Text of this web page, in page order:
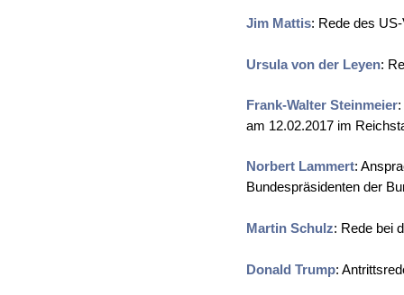
Jim Mattis: Rede des
Ursula von der Leyen:
Frank-Walter Steinmeier
am 12.02.2017 im
Norbert Lammert:
Bundespräsidenten der
Martin Schulz: Rede bei
Donald Trump: